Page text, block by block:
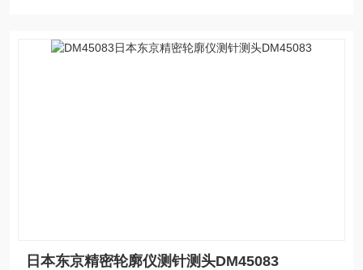
日本东京精密轮廓仪测针测头DM45083